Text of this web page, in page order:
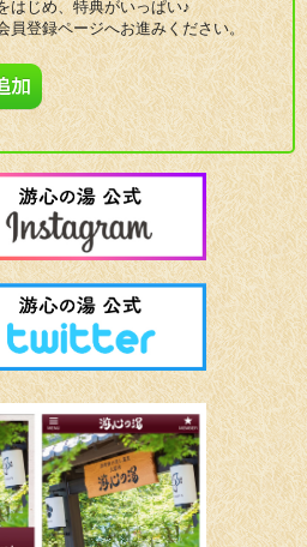
はじめ、特典がいっぱい♪
員登録ページへお進みください。